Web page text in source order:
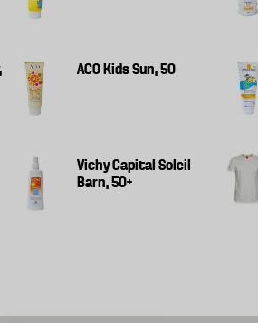
ACO Kids Sun, 50
Vichy Capital Soleil
Barn, 50+